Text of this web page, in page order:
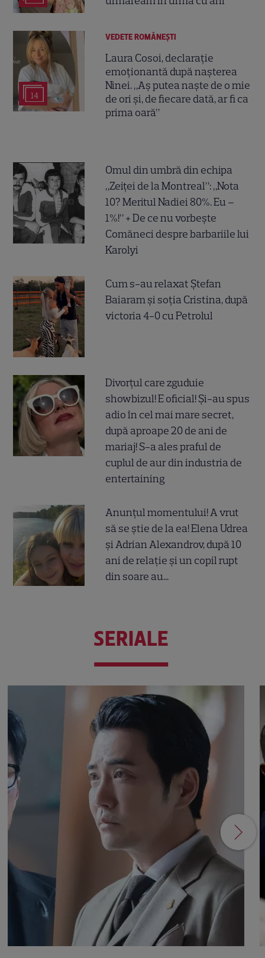
14
VEDETE ROMÂNEŞTI
Laura Cosoi, declarație
emoționantă după nașterea
Ninei. „Aș putea naște de o mie
de ori și, de fiecare dată, ar fi ca
prima oară”
Omul din umbră din echipa
„Zeiței de la Montreal”: „Nota
10? Meritul Nadiei 80%. Eu –
1%!” + De ce nu vorbește
Comăneci despre barbariile lui
Karolyi
Cum s-au relaxat Ștefan
Baiaram și soția Cristina, după
victoria 4-0 cu Petrolul
Divorțul care zguduie
showbizul! E oficial! Și-au spus
adio în cel mai mare secret,
după aproape 20 de ani de
mariaj! S-a ales praful de
cuplul de aur din industria de
entertaining
Anunțul momentului! A vrut
să se știe de la ea! Elena Udrea
și Adrian Alexandrov, după 10
ani de relație și un copil rupt
din soare au...
SERIALE